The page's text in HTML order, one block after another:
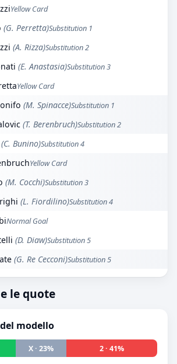
Yellow Card
(G. Perretta)Substitution 1
(A. Rizza)Substitution 2
(E. Anastasia)Substitution 3
Yellow Card
(M. Spinacce)Substitution 1
(T. Berenbruch)Substitution 2
(C. Bunino)Substitution 4
Yellow Card
(M. Cocchi)Substitution 3
(L. Fiordilino)Substitution 4
Normal Goal
(D. Diaw)Substitution 5
(G. Re Cecconi)Substitution 5
le quote
modello
X · 23% 2 · 41%